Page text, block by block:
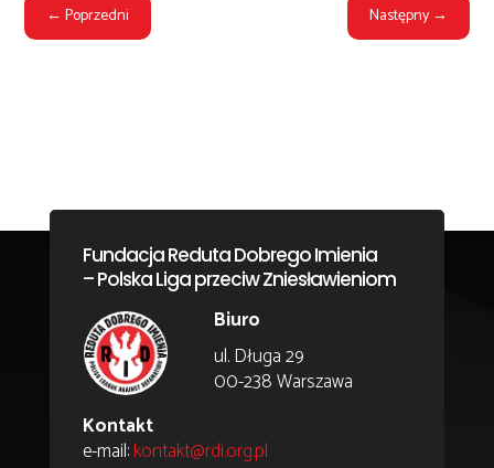
←Poprzedni Następny→
Fundacja Reduta Dobrego Imienia
– Polska Liga przeciw Zniesławieniom
Biuro
ul. Długa 29
00-238 Warszawa
Kontakt
e-mail:kontakt@rdi.org.pl